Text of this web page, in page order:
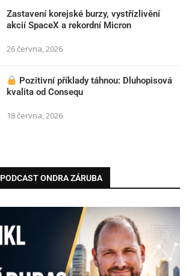
Zastavení korejské burzy, vystřízlivění
akcií SpaceX a rekordní Micron
26 června, 2026
Pozitivní příklady táhnou: Dluhopisová
kvalita od Consequ
18 června, 2026
PODCAST ONDRA ZÁRUBA